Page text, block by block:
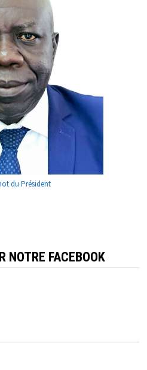
du Président
NOTRE FACEBOOK